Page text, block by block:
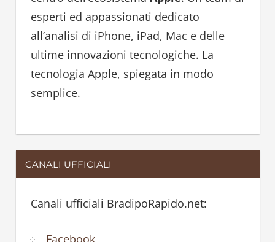
esperti ed appassionati dedicato
all’analisi di iPhone, iPad, Mac e delle
ultime innovazioni tecnologiche. La
tecnologia Apple, spiegata in modo
semplice.
CANALI UFFICIALI
Canali ufficiali BradipoRapido.net:
Facebook